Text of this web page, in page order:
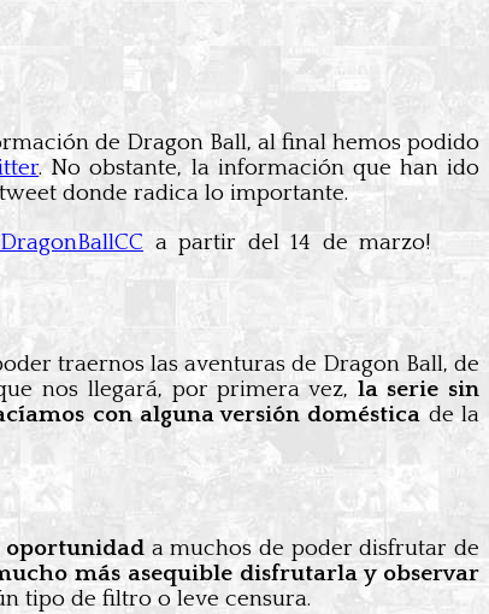
de Dragon Ball, al final hemos podido
. No obstante, la información que han ido
donde radica lo importante.
a partir del 14 de marzo!
traernos las aventuras de Dragon Ball, de
nos llegará, por primera vez, la serie sin
con alguna versión doméstica de la
oportunidad a muchos de poder disfrutar de
más asequible disfrutarla y observar
tipo de filtro o leve censura.